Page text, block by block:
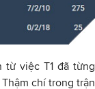
việc T1 đã từng
chí trong trận